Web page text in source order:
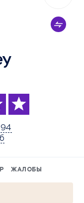
94
ЖАЛОБЫ